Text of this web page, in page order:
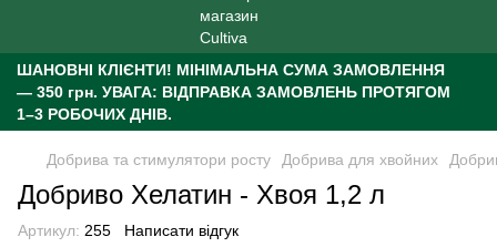
ШАНОВНІ КЛІЄНТИ! МІНІМАЛЬНА СУМА ЗАМОВЛЕННЯ
— 350 грн. УВАГА: ВІДПРАВКА ЗАМОВЛЕНЬ ПРОТЯГОМ
1–3 РОБОЧИХ ДНІВ.
Добрива та стимулятори росту Добрива для хвойних
Добриво Хелатин - Хвоя 1,2 л
Артикул: 255 Написати відгук